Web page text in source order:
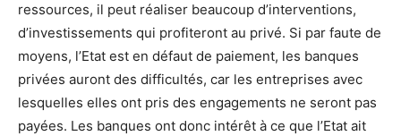
ressources, il peut réaliser beaucoup d’interventions,
d’investissements qui profiteront au privé. Si par faute de
moyens, l’Etat est en défaut de paiement, les banques
privées auront des difficultés, car les entreprises avec
lesquelles elles ont pris des engagements ne seront pas
payées. Les banques ont donc intérêt à ce que l’Etat ait